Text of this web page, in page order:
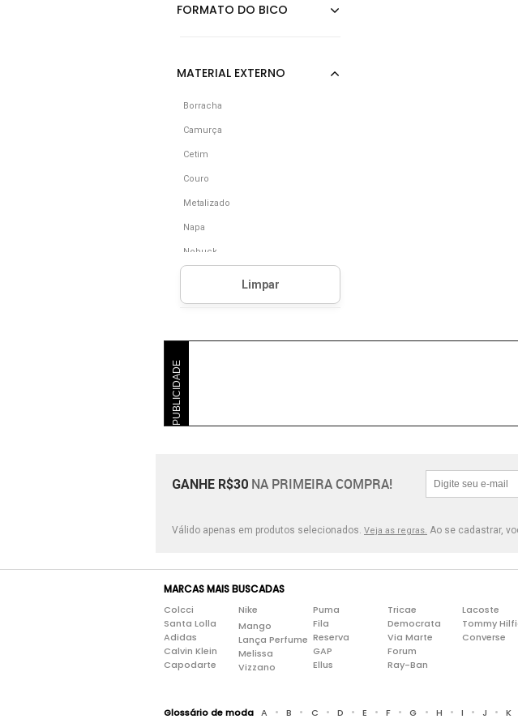
Borracha
Camurça
Cetim
Couro
Metalizado
Napa
Nobuck
Poliuretano (Pu)
PUBLICIDADE
GANHE R$30 NA PRIMEIRA COMPRA!
Válido apenas em produtos selecionados. Veja as regras. Ao se cadastrar,
MARCAS MAIS BUSCADAS
Colcci
Santa Lolla
Adidas
Calvin Klein
Capodarte
Nike
Mango
Lança Perfume
Melissa
Vizzano
Puma
Fila
Reserva
GAP
Ellus
Tricae
Democrata
Via Marte
Forum
Ray-Ban
Lacoste
Tommy
Converse
Glossário de moda A • B • C • D • E • F • G • H • I • J • K